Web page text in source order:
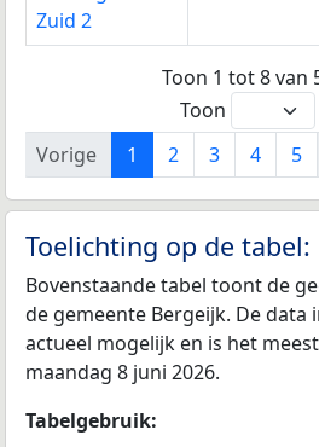
Zuid 2
Toon 1 tot 8 van
Toon
Vorige
1 2 3 4 5
Toelichting op de tabel:
Bovenstaande tabel toont de
de gemeente Bergeijk. De data
actueel mogelijk en is het
maandag 8 juni 2026.
Tabelgebruik: